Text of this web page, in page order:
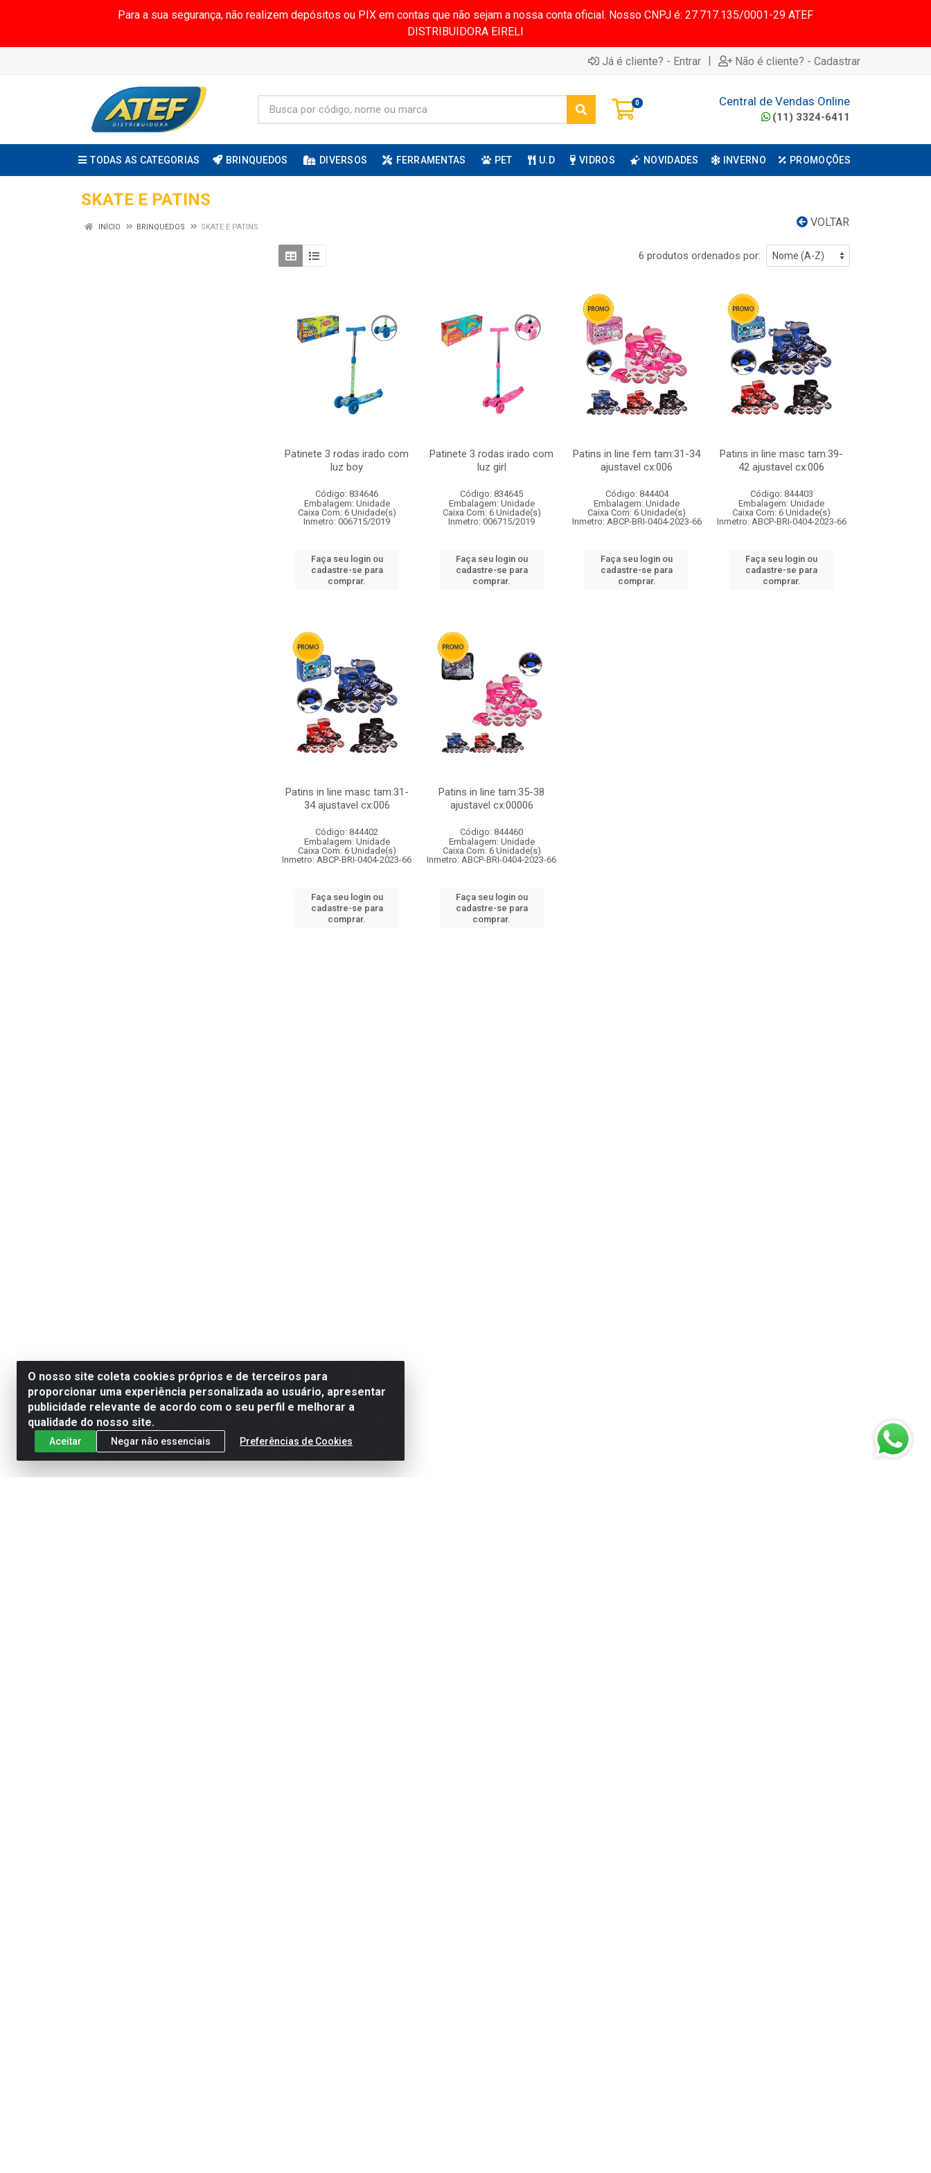
Para a sua segurança, não realizem depósitos ou PIX em contas que não sejam a nossa conta oficial. Nosso CNPJ é: 27.717.135/0001-29 ATEF
DISTRIBUIDORA EIRELI
Já é cliente? - Entrar | Não é cliente? - Cadastrar
0 Central de Vendas Online
(11) 3324-6411
TODAS AS CATEGORIAS BRINQUEDOS DIVERSOS FERRAMENTAS PET U.D VIDROS NOVIDADES INVERNO PROMOÇÕES
SKATE E PATINS
VOLTAR
INÍCIO BRINQUEDOS SKATE E PATINS
6 produtos ordenados por:
Patinete 3 rodas irado com
luz boy
Código: 834646
Embalagem: Unidade
Caixa Com: 6 Unidade(s)
Inmetro: 006715/2019
Faça seu login ou
cadastre-se para
comprar.
Patinete 3 rodas irado com
luz girl
Código: 834645
Embalagem: Unidade
Caixa Com: 6 Unidade(s)
Inmetro: 006715/2019
Faça seu login ou
cadastre-se para
comprar.
Patins in line fem tam:31-34
ajustavel cx:006
Código: 844404
Embalagem: Unidade
Caixa Com: 6 Unidade(s)
Inmetro: ABCP-BRI-0404-2023-66
Faça seu login ou
cadastre-se para
comprar.
Patins in line masc tam:39-
42 ajustavel cx:006
Código: 844403
Embalagem: Unidade
Caixa Com: 6 Unidade(s)
Inmetro: ABCP-BRI-0404-2023-66
Faça seu login ou
cadastre-se para
comprar.
Patins in line masc tam:31-
34 ajustavel cx:006
Código: 844402
Embalagem: Unidade
Caixa Com: 6 Unidade(s)
Inmetro: ABCP-BRI-0404-2023-66
Faça seu login ou
cadastre-se para
comprar.
Patins in line tam:35-38
ajustavel cx:00006
Código: 844460
Embalagem: Unidade
Caixa Com: 6 Unidade(s)
Inmetro: ABCP-BRI-0404-2023-66
Faça seu login ou
cadastre-se para
comprar.
O nosso site coleta cookies próprios e de terceiros para
proporcionar uma experiência personalizada ao usuário, apresentar
publicidade relevante de acordo com o seu perfil e melhorar a
qualidade do nosso site.
Aceitar Negar não essenciais Preferências de Cookies